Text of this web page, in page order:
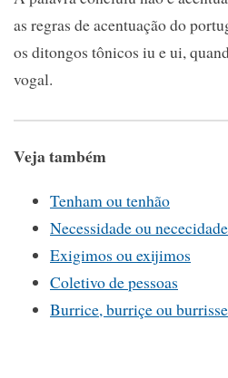
as regras de acentuação do
os ditongos tônicos iu e ui,
vogal.
Veja também
Tenham ou tenhão
Necessidade ou nececidade
Exigimos ou exijimos
Coletivo de pessoas
Burrice, burriçe ou burrisse